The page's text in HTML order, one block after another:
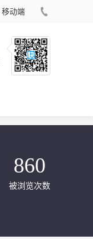
移动端
860
被浏览次数